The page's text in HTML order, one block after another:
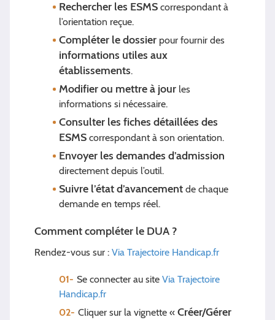
Rechercher les ESMS correspondant à
l’orientation reçue.
Compléter le dossier pour fournir des
informations utiles aux
établissements.
Modifier ou mettre à jour les
informations si nécessaire.
Consulter les fiches détaillées des
ESMS correspondant à son orientation.
Envoyer les demandes d’admission
directement depuis l’outil.
Suivre l’état d’avancement de chaque
demande en temps réel.
Comment compléter le DUA ?
Rendez-vous sur : Via Trajectoire Handicap.fr
Se connecter au site Via Trajectoire
Handicap.fr
Cliquer sur la vignette « Créer/Gérer